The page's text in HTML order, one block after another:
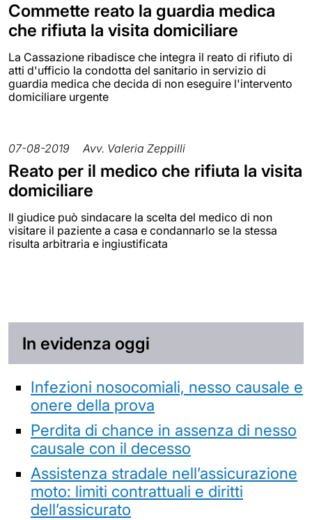
Commette reato la guardia medica
che rifiuta la visita domiciliare
La Cassazione ribadisce che integra il reato di rifiuto di
atti d'ufficio la condotta del sanitario in servizio di
guardia medica che decida di non eseguire l'intervento
domiciliare urgente
07-08-2019 Avv. Valeria Zeppilli
Reato per il medico che rifiuta la visita
domiciliare
Il giudice può sindacare la scelta del medico di non
visitare il paziente a casa e condannarlo se la stessa
risulta arbitraria e ingiustificata
In evidenza oggi
Infezioni nosocomiali, nesso causale e
onere della prova
Perdita di chance in assenza di nesso
causale con il decesso
Assistenza stradale nell’assicurazione
moto: limiti contrattuali e diritti
dell’assicurato